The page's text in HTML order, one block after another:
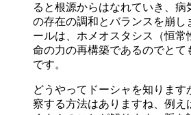
ると根源からはなれていき、病
の存在の調和とバランスを崩し
ールは、ホメオスタシス（恒常
命の力の再構築であるのでとて
です。
どうやってドーシャを知ります
察する方法はありますね、例え